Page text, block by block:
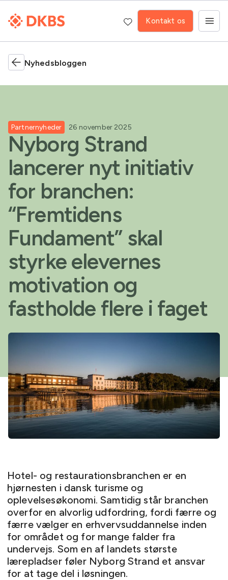
Kontakt os
Nyhedsbloggen
Partnernyheder 26 november 2025
Nyborg Strand
lancerer nyt initiativ
for branchen:
“Fremtidens
Fundament” skal
styrke elevernes
motivation og
fastholde flere i faget
Hotel- og restaurationsbranchen er en
hjørnesten i dansk turisme og
oplevelsesøkonomi. Samtidig står branchen
overfor en alvorlig udfordring, fordi færre og
færre vælger en erhvervsuddannelse inden
for området og for mange falder fra
undervejs. Som en af landets største
lærepladser føler Nyborg Strand et ansvar
for at tage del i løsningen.